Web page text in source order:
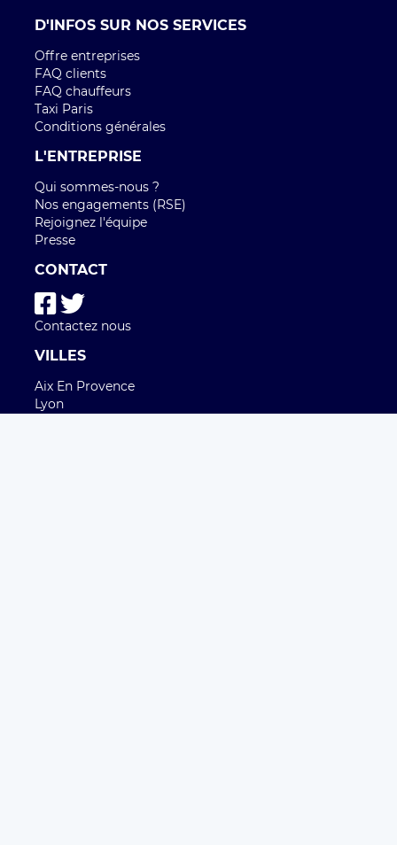
D'INFOS SUR NOS SERVICES
Offre entreprises
FAQ clients
FAQ chauffeurs
Taxi Paris
Conditions générales
L'ENTREPRISE
Qui sommes-nous ?
Nos engagements (RSE)
Rejoignez l'équipe
Presse
CONTACT
Contactez nous
VILLES
Aix En Provence
Lyon